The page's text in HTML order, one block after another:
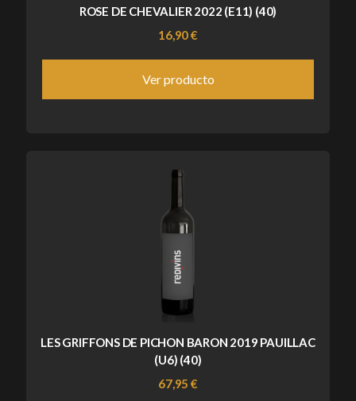
ROSE DE CHEVALIER 2022 (E11) (40)
16,90 €
Ver producto
LES GRIFFONS DE PICHON BARON 2019 PAUILLAC
(U6) (40)
67,95 €